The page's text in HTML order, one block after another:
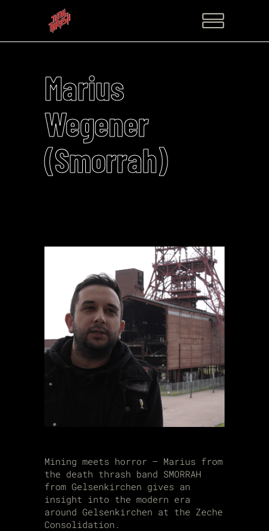
Marius
Wegener
(Smorrah)
Mining meets horror – Marius from
the death thrash band SMORRAH
from Gelsenkirchen gives an
insight into the modern era
around Gelsenkirchen at the Zeche
Consolidation.